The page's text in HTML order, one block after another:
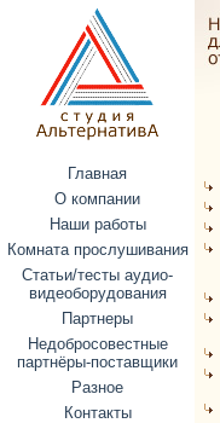
Главная
О компании
Наши работы
Комната прослушивания
Статьи/тесты аудио-
видеоборудования
Партнеры
Недобросовестные
партнёры-поставщики
Разное
Контакты